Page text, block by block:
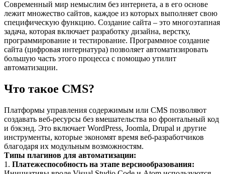
Современный мир немыслим без интернета, а в его основе
лежит множество сайтов, каждое из которых выполняет свою
специфическую функцию. Создание сайта – это многоэтапная
задача, которая включает разработку дизайна, верстку,
программирование и тестирование. Программное создание
сайта (цифровая интернатура) позволяет автоматизировать
большую часть этого процесса с помощью утилит
автоматизации.
Что такое CMS?
Платформы управления содержимым или CMS позволяют
создавать веб-ресурсы без вмешательства во фронтальный код
и бэкэнд. Это включает WordPress, Joomla, Drupal и другие
инструменты, которые экономят время веб-разработчиков
благодаря их модульным возможностям.
Типы плагинов для автоматизации:
1. Платежеспособность на этапе версиообразования: